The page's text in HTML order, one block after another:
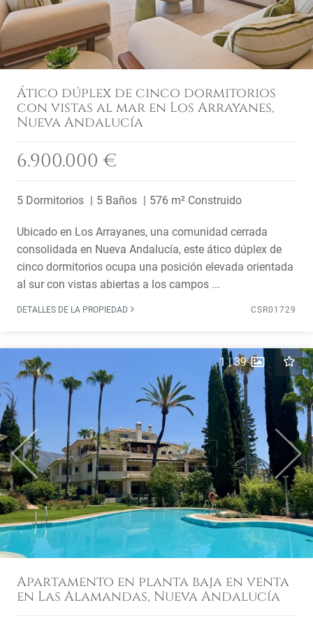
Ático dúplex de cinco dormitorios
con vistas al mar en Los Arrayanes,
Nueva Andalucía
6.900.000 €
5 Dormitorios 5 Baños 576 m² Construido
Ubicado en Los Arrayanes, una comunidad cerrada
consolidada en Nueva Andalucía, este ático dúplex de
cinco dormitorios ocupa una posición elevada orientada
al sur con vistas abiertas a los campos ...
DETALLES DE LA PROPIEDAD CSR01729
Previous Next
1|39
Apartamento en planta baja en venta
en Las Alamandas, Nueva Andalucía